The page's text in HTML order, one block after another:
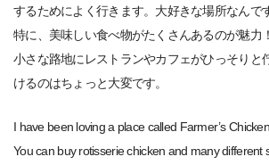
するためによく行きます。大好きな場所なんで
特に、美味しい食べ物がたくさんあるのが魅力！
小さな路地にレストランやカフェがひっそりと
けるのはちょっと大変です。
I have been loving a place called Farmer’s
You can buy rotisserie chicken and many different